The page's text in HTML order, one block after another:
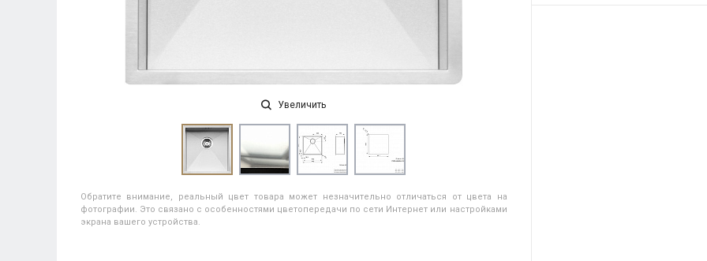
Увеличить
Обратите внимание, реальный цвет товара может незначительно отличаться от цвета на
фотографии. Это связано с особенностями цветопередачи по сети Интернет или настройками
экрана вашего устройства.